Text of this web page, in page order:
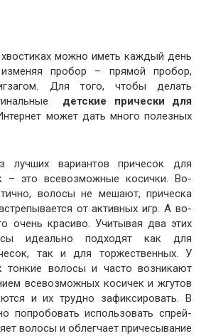
можно иметь каждый день
пробор – прямой пробор,
Для того, чтобы делать
детские прически для
может дать много полезных
лучших вариантов причесок для
– это всевозможные косички. Во-
волосы не мешают, прическа
от активных игр. А во-
очень красиво. Учитывая два этих
идеально подходят как для
так и для торжественных. У
тонкие волосы и часто возникают
всевозможных косичек и жгутов
и их трудно зафиксировать. В
попробовать использовать спрей-
волосы и облегчает причесывание